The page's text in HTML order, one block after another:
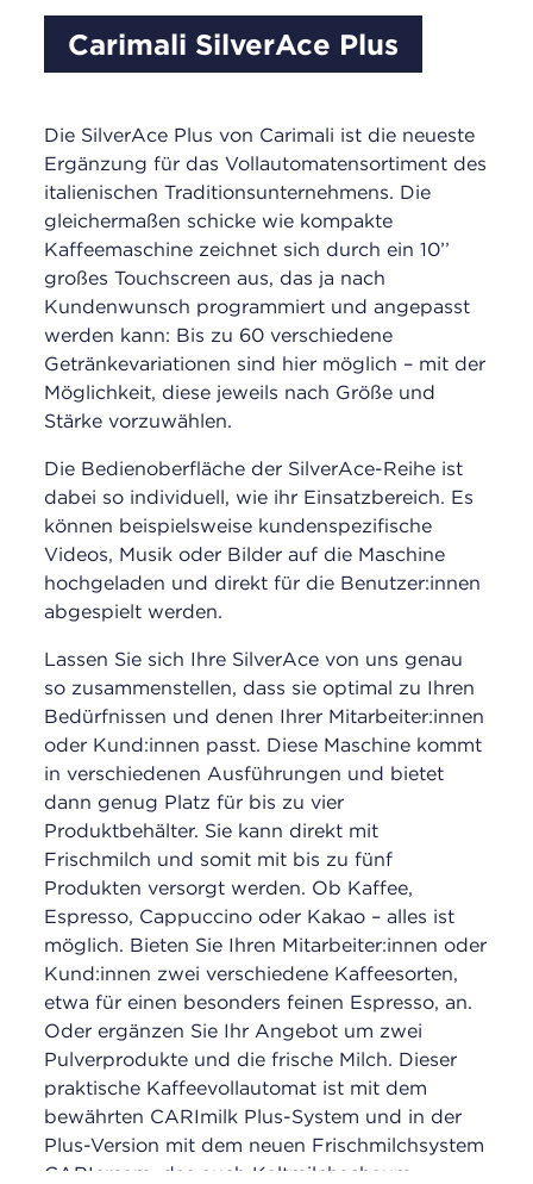
Carimali SilverAce Plus
Die SilverAce Plus von Carimali ist die neueste
Ergänzung für das Vollautomatensortiment des
italienischen Traditionsunternehmens. Die
gleichermaßen schicke wie kompakte
Kaffeemaschine zeichnet sich durch ein 10’’
großes Touchscreen aus, das ja nach
Kundenwunsch programmiert und angepasst
werden kann: Bis zu 60 verschiedene
Getränkevariationen sind hier möglich – mit der
Möglichkeit, diese jeweils nach Größe und
Stärke vorzuwählen.
Die Bedienoberfläche der SilverAce-Reihe ist
dabei so individuell, wie ihr Einsatzbereich. Es
können beispielsweise kundenspezifische
Videos, Musik oder Bilder auf die Maschine
hochgeladen und direkt für die Benutzer:innen
abgespielt werden.
Lassen Sie sich Ihre SilverAce von uns genau
so zusammenstellen, dass sie optimal zu Ihren
Bedürfnissen und denen Ihrer Mitarbeiter:innen
oder Kund:innen passt. Diese Maschine kommt
in verschiedenen Ausführungen und bietet
dann genug Platz für bis zu vier
Produktbehälter. Sie kann direkt mit
Frischmilch und somit mit bis zu fünf
Produkten versorgt werden. Ob Kaffee,
Espresso, Cappuccino oder Kakao – alles ist
möglich. Bieten Sie Ihren Mitarbeiter:innen oder
Kund:innen zwei verschiedene Kaffeesorten,
etwa für einen besonders feinen Espresso, an.
Oder ergänzen Sie Ihr Angebot um zwei
Pulverprodukte und die frische Milch. Dieser
praktische Kaffeevollautomat ist mit dem
bewährten CARImilk Plus-System und in der
Plus-Version mit dem neuen Frischmilchsystem
CARIcream, das auch Kaltmilchschaum